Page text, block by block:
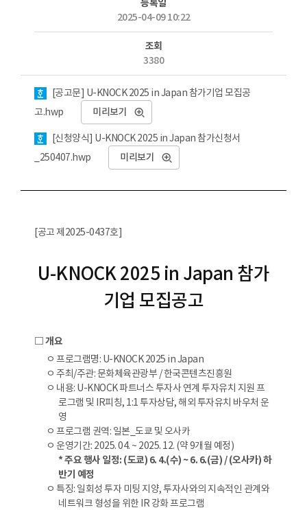
등록일
2025-04-09 10:22
조회
3380
[공고문] U-KNOCK 2025 in Japan 참가기업 모집공
고.hwp
미리보기
[신청양식] U-KNOCK 2025 in Japan 참가신청서
_250407.hwp
미리보기
[공고 제2025-0437호]
U-KNOCK 2025 in Japan 참가
기업 모집공고
□ 개요
ㅇ 프로그램명: U-KNOCK 2025 in Japan
ㅇ 주최/주관: 문화체육관광부 / 한국콘텐츠진흥원
ㅇ 내용: U-KNOCK 파트너스 투자사 연계 투자유치 지원 프
로그램 및 IR피칭, 1:1 투자상담, 해외 투자유치 바우처 운
영
ㅇ 프로그램 권역: 일본_도쿄 및 오사카
ㅇ 운영기간: 2025. 04. ~ 2025. 12. (약 9개월 예정)
* 주요 행사 일정: (도쿄) 6. 4.(수) ~ 6. 6.(금) / (오사카) 하
반기 예정
ㅇ 특징: 일회성 투자 미팅 지양, 투자사와의 지속적인 관계와
네트워크 형성을 위한 IR 강화 프로그램